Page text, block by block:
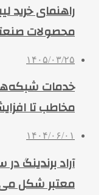
راهنمای خرید
محصولات
۱۴۰۵/۰۳/۲۵
مخاطب تا
۱۴۰۴/۰۶/۰۱
معتبر شکل